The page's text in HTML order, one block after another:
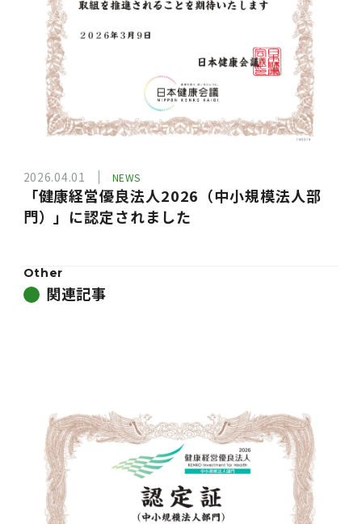
2026.04.01 NEWS
「健康経営優良法人2026（中小規模法人部
門）」に認定されました
Other
関連記事